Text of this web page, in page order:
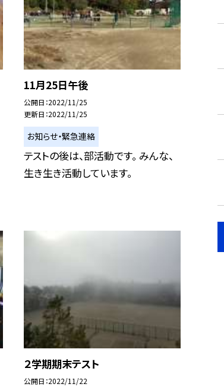
11月25日午後
公開日 2022/11/25
更新日 2022/11/25
お知らせ・緊急連絡
テストの後は、部活動です。 みんな、
生き生き活動しています。
２学期期末テスト
公開日 2022/11/22